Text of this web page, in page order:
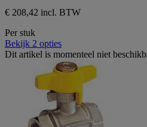
€ 208,42 incl. BTW
Per stuk
Bekijk 2 opties
Dit artikel is momenteel niet